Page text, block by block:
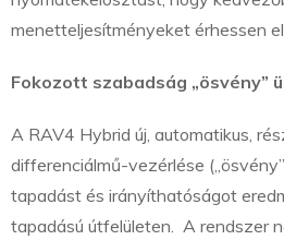
menetteljesítményeket érhessen
Fokozott szabadság „ösvény”
A RAV4 Hybrid új, automatikus,
differenciálmű-vezérlése
tapadást és irányíthatóságot
tapadású útfelületen. A rendszer